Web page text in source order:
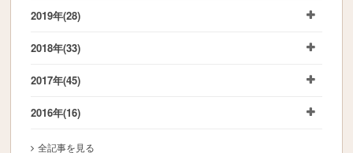
2019年(28)
2018年(33)
2017年(45)
2016年(16)
全記事を見る